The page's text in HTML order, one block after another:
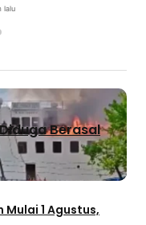
lalu
Berasal
1 Agustus,